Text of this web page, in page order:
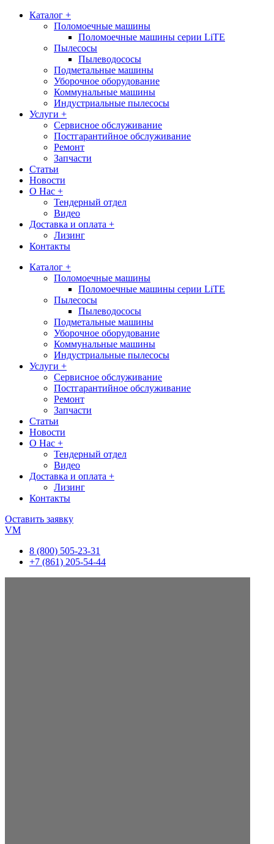
Каталог +
Поломоечные машины
Поломоечные машины серии LiTE
Пылесосы
Пылеводососы
Подметальные машины
Уборочное оборудование
Коммунальные машины
Индустриальные пылесосы
Услуги +
Сервисное обслуживание
Постгарантийное обслуживание
Ремонт
Запчасти
Статьи
Новости
О Нас +
Тендерный отдел
Видео
Доставка и оплата +
Лизинг
Контакты
Каталог +
Поломоечные машины
Поломоечные машины серии LiTE
Пылесосы
Пылеводососы
Подметальные машины
Уборочное оборудование
Коммунальные машины
Индустриальные пылесосы
Услуги +
Сервисное обслуживание
Постгарантийное обслуживание
Ремонт
Запчасти
Статьи
Новости
О Нас +
Тендерный отдел
Видео
Доставка и оплата +
Лизинг
Контакты
Оставить заявку
VM
8 (800) 505-23-31
+7 (861) 205-54-44